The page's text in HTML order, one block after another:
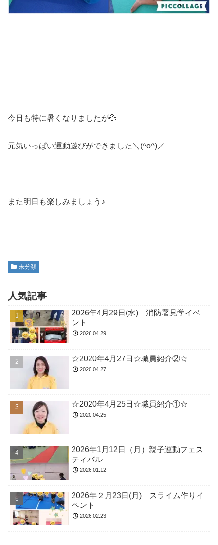
今日も特に暑くなりましたが💦
元気いっぱい運動遊びができました＼(^o^)／
また明日も楽しみましょう♪
未分類
人気記事
2026年4月29日(水) 消防署見学イベ
ント
2026.04.29
☆2020年4月27日☆職員紹介②☆
2020.04.27
☆2020年4月25日☆職員紹介①☆
2020.04.25
2026年1月12日（月）親子運動フェス
ティバル
2026.01.12
2026年２月23日(月) スライム作りイ
ベント
2026.02.23